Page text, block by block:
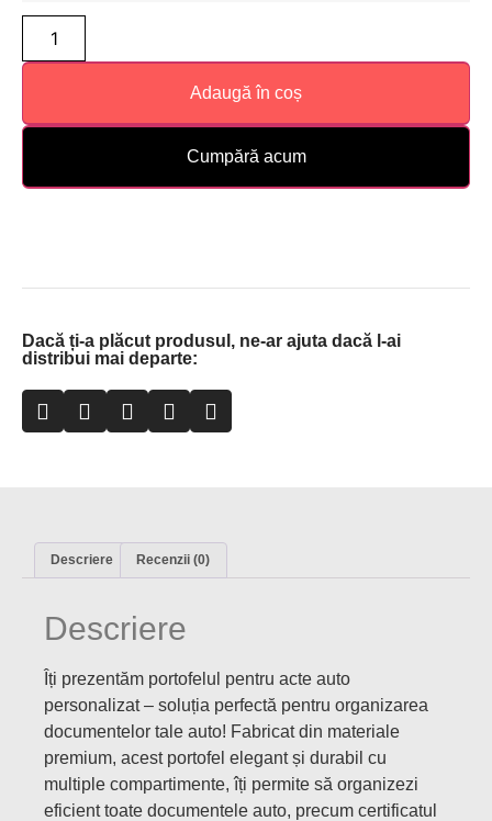
Adaugă în coș
Cumpără acum
Dacă ți-a plăcut produsul, ne-ar ajuta dacă l-ai
distribui mai departe:
Descriere Recenzii (0)
Descriere
Îți prezentăm portofelul pentru acte auto
personalizat – soluția perfectă pentru organizarea
documentelor tale auto! Fabricat din materiale
premium, acest portofel elegant și durabil cu
multiple compartimente, îți permite să organizezi
eficient toate documentele auto, precum certificatul